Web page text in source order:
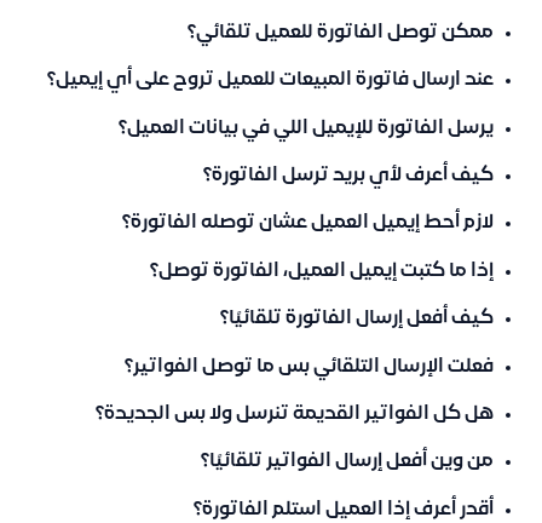
ممكن توصل الفاتورة للعميل تلقائي؟
عند ارسال فاتورة المبيعات للعميل تروح على أي إيميل؟
يرسل الفاتورة للإيميل اللي في بيانات العميل؟
كيف أعرف لأي بريد ترسل الفاتورة؟
لازم أحط إيميل العميل عشان توصله الفاتورة؟
إذا ما كتبت إيميل العميل، الفاتورة توصل؟
كيف أفعل إرسال الفاتورة تلقائيًا؟
فعلت الإرسال التلقائي بس ما توصل الفواتير؟
هل كل الفواتير القديمة تنرسل ولا بس الجديدة؟
من وين أفعل إرسال الفواتير تلقائيًا؟
أقدر أعرف إذا العميل استلم الفاتورة؟